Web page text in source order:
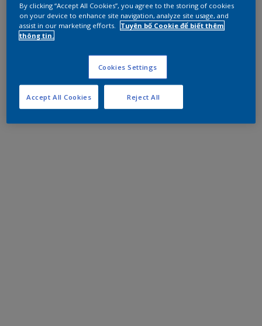
By clicking “Accept All Cookies”, you agree to the storing of cookies
on your device to enhance site navigation, analyze site usage, and
assist in our marketing efforts.
Tuyên bố Cookie để biết thêm
thông tin.
Cookies Settings
Reject All
Accept All Cookies